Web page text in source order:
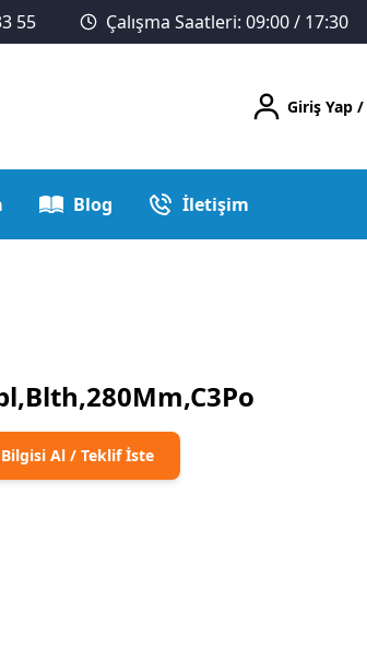
55 Çalışma Saatleri: 09:00 / 17:30
Giriş Yap /
Blog İletişim
Al / Teklif İste